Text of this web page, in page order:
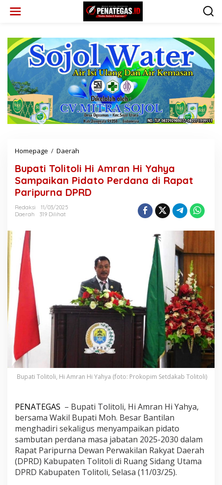
Homepage / Daerah
p
a
t
i
i
A
m
r
h
a
m
p
a
i
k
a
n
Bupati Tolitoli Hi Amran Hi Yahya
Sampaikan Pidato Perdana di Rapat
Paripurna DPRD
Redaksi
11/03/2025
Daerah
319 Dilihat
Bupati Tolitoli, Hi Amran Hi Yahya (foto: Prokopim Setdakab Tolitoli)
PENATEGAS – Bupati Tolitoli, Hi Amran Hi Yahya,
bersama Wakil Bupati Moh. Besar Bantilan
menghadiri sekaligus menyampaikan pidato
sambutan perdana masa jabatan 2025-2030 dalam
Rapat Paripurna Dewan Perwakilan Rakyat Daerah
(DPRD) Kabupaten Tolitoli di Ruang Sidang Utama
DPRD Kabupaten Tolitoli, Selasa (11/03/25).